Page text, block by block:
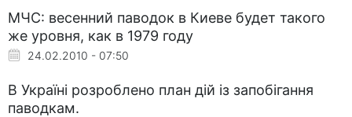
МЧС: весенний паводок в Киеве будет такого
же уровня, как в 1979 году
24.02.2010 - 07:50
В Україні розроблено план дій із запобігання
паводкам.